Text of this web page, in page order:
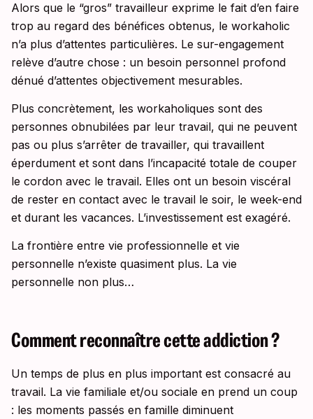
Alors que le “gros” travailleur exprime le fait d’en faire
trop au regard des bénéfices obtenus, le workaholic
n’a plus d’attentes particulières. Le sur-engagement
relève d’autre chose : un besoin personnel profond
dénué d’attentes objectivement mesurables.
Plus concrètement, les workaholiques sont des
personnes obnubilées par leur travail, qui ne peuvent
pas ou plus s’arrêter de travailler, qui travaillent
éperdument et sont dans l’incapacité totale de couper
le cordon avec le travail. Elles ont un besoin viscéral
de rester en contact avec le travail le soir, le week-end
et durant les vacances. L’investissement est exagéré.
La frontière entre vie professionnelle et vie
personnelle n’existe quasiment plus. La vie
personnelle non plus…
Comment reconnaître cette addiction ?
Un temps de plus en plus important est consacré au
travail. La vie familiale et/ou sociale en prend un coup
: les moments passés en famille diminuent